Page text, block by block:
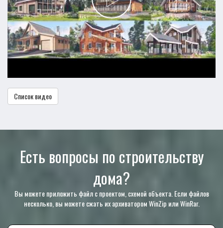
Список видео
Есть вопросы по строительству
дома?
Вы можете приложить файл с проектом, схемой объекта. Если файлов
несколько, вы можете сжать их архиватором WinZip или WinRar.